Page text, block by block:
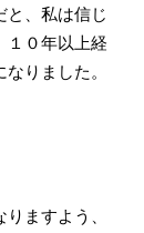
と、私は信じ
１０年以上経
りました。
ますよう、